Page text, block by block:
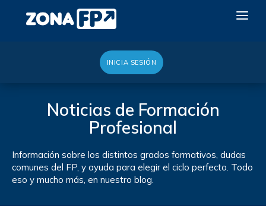
QUIERO EXPONER
INICIA SESIÓN
Noticias de Formación
Profesional
Información sobre los distintos grados formativos, dudas
comunes del FP, y ayuda para elegir el ciclo perfecto. Todo
eso y mucho más, en nuestro blog.